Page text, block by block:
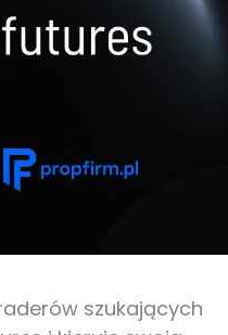
szukających